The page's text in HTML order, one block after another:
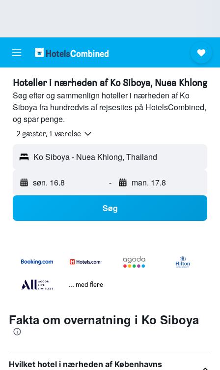
Hoteller i nærheden af Ko Siboya, Nuea Khlong
Søg efter og sammenlign hoteller i nærheden af Ko
Siboya fra hundredvis af rejsesites på HotelsCombined,
og spar penge.
2 gæster, 1 værelse
Ko Siboya - Nuea Khlong, Thailand
søn. 16.8 - man. 17.8
Søg
... med flere
Fakta om overnatning i Ko Siboya
Hvilket hotel i nærheden af Københavns